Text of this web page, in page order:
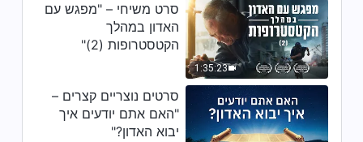
7:05
שחיתותה של האנושות – מובאה
330
6:20
דבר אלוהים היומי: חשיפת
שחיתותה של האנושות – מובאה
331
1:35:23
סרט משיחי – "מפגש עם
האדון במהלך
הקטסטרופות (2)"
סרטים נוצריים קצרים –
"האם אתם יודעים איך
יבוא האדון?"